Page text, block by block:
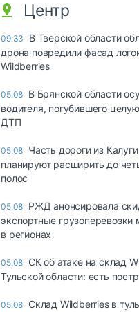
Центр
09:33
В Тверской области
дрона повредили фасад
Wildberries
05.08 В Брянской области
водителя, погубившего
ДТП
05.08 Часть дороги из
планируют расширить до
полос
05.08 РЖД анонсировала
экспортные грузоперевозки
в регионах
05.08 СК об атаке на склад
Тульской области: есть
05.08 Склад Wildberries в